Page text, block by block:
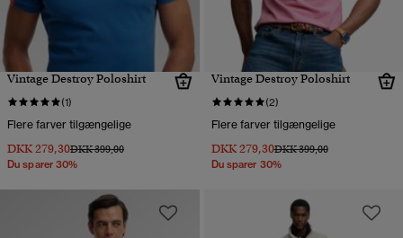
Vintage Destroy Poloshirt
(1)
Flere farver tilgængelige
DKK 279,30Pris nedsat fra
DKK 399,00til
Du sparer 30%
Vintage Destroy Poloshirt
(2)
Flere farver tilgængelige
DKK 279,30Pris nedsat fra
DKK 399,00til
Du sparer 30%